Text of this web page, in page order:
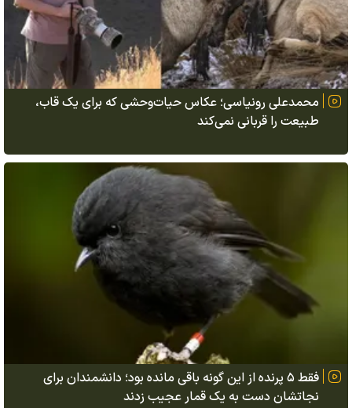
محمدعلی رونیاسی؛ عکاس حیات‌وحشی که برای یک قاب،
طبیعت را قربانی نمی‌کند
فقط ۵ پرنده از این گونه باقی مانده بود؛ دانشمندان برای
نجاتشان دست به یک قمار عجیب زدند